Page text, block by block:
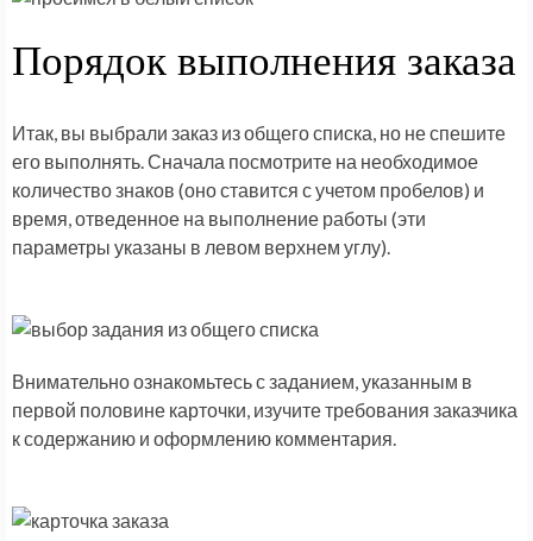
Порядок выполнения заказа
Итак, вы выбрали заказ из общего списка, но не спешите
его выполнять. Сначала посмотрите на необходимое
количество знаков (оно ставится с учетом пробелов) и
время, отведенное на выполнение работы (эти
параметры указаны в левом верхнем углу).
Внимательно ознакомьтесь с заданием, указанным в
первой половине карточки, изучите требования заказчика
к содержанию и оформлению комментария.